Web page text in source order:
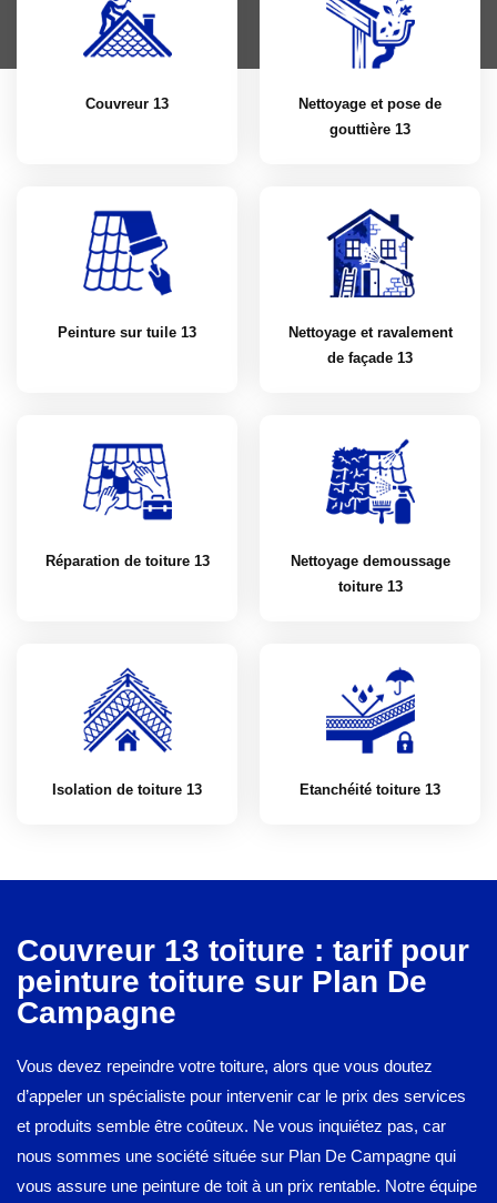
Couvreur 13
Nettoyage et pose de
gouttière 13
Peinture sur tuile 13
Nettoyage et ravalement
de façade 13
Réparation de toiture 13
Nettoyage demoussage
toiture 13
Isolation de toiture 13 Etanchéité toiture 13
Couvreur 13 toiture : tarif pour
peinture toiture sur Plan De
Campagne
Vous devez repeindre votre toiture, alors que vous doutez
d’appeler un spécialiste pour intervenir car le prix des services
et produits semble être coûteux. Ne vous inquiétez pas, car
nous sommes une société située sur Plan De Campagne qui
vous assure une peinture de toit à un prix rentable. Notre équipe